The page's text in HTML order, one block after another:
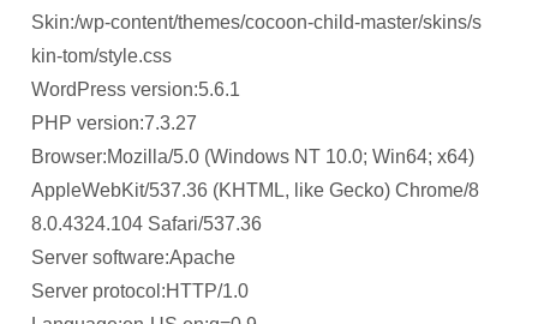
Skin:/wp-content/themes/cocoon-child-master/skins/s
kin-tom/style.css
WordPress version:5.6.1
PHP version:7.3.27
Browser:Mozilla/5.0 (Windows NT 10.0; Win64; x64)
AppleWebKit/537.36 (KHTML, like Gecko) Chrome/8
8.0.4324.104 Safari/537.36
Server software:Apache
Server protocol:HTTP/1.0